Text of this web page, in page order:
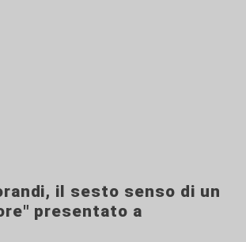
il sesto senso di un
presentato a